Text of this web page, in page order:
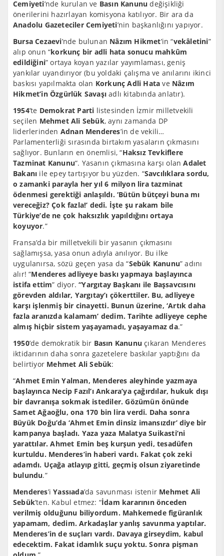
Cemiyeti’nde kurulan ve Basın Kanunu değişikliği
önerilerini hazırlayan komisyona katılıyor. Bir ara da
Anadolu Gazeteciler Cemiyeti’nin başkanlığını yapıyor.
Bursa Cezaevi’nde bulunan Nâzım Hikmet’in “vekâletini”
alıp onun “korkunç bir adli hata sonucu mahkûm
edildiğini” ortaya koyan yazılar yayımlaması, geniş
yankılar uyandırıyor (bu yoldaki çalışmave anılarını ikinci
baskısı yapılmakta olan Korkunç Adli Hata ve Nâzım
Hikmet’in Özgürlük Savaşı adlı kitabında anlatır).
1954’te Demokrat Parti listesinden İzmir milletvekili
seçilen Mehmet Ali Sebük, aynı zamanda DP
liderlerinden Adnan Menderes’in de vekili…
Parlamenterliği sırasında birtakım yasaların çıkmasını
sağlıyor. Bunların en önemlisi, “Haksız Tevkiflere
Tazminat Kanunu“. Yasanın çıkmasına karşı olanAdalet
Bakanı ile epey tartışıyor bu yüzden. “Savcılıklara sordu,
o zamanki parayla her yıl 6 milyon lira tazminat
ödenmesi gerektiği anlaşıldı. ‘Bütün bütçeyi buna mı
vereceğiz? Çok fazla!’ dedi. İşte şu rakam bile
Türkiye’de ne çok haksızlık yapıldığını ortaya
koyuyor.”
Fransa’da bir milletvekili bir yasanın çıkmasını
sağlamışsa, yasa onun adıyla anılıyor. Bu ilke
uygulanırsa, sözü geçen yasa da “Sebük Kanunu” adını
alır! “Menderes adliyeye baskı yapmaya başlayınca
istifa ettim” diyor.“Yargıtay Başkanı ile Başsavcısını
görevden aldılar, Yargıtay’ı çökerttiler. Bu, adliyeye
karşı işlenmiş bir cinayetti. Bunun üzerine, ‘Artık daha
fazla aranızda kalamam’ dedim. Tarihte adliyeye cephe
almış hiçbir sistem yaşayamadı, yaşayamaz da.”
1950’de demokratik bir Basın Kanunu çıkaran Menderes
iktidarının daha sonra gazetelere baskılar yaptığını da
belirtiyor Mehmet Ali Sebük:
“Ahmet Emin Yalman, Menderes aleyhinde yazmaya
başlayınca Necip Fazıl’ı Ankara’ya çağırdılar, hukuk dışı
bir davranışa sokmak istediler. Gözümün önünde
Samet Ağaoğlu, ona 170 bin lira verdi. Daha sonra
Büyük Doğu’da ‘Ahmet Emin dinsiz imansızdır’ diye bir
kampanya başladı. Yaza yaza Malatya Suikasti’ni
yarattılar. Ahmet Emin beş kurşun yedi, tesadüfen
kurtuldu. Menderes’in haberi vardı. Fakat çok zeki
adamdı. Uçağa atlayıp gitti, geçmiş olsun ziyaretinde
bulundu.”
Menderes’iYassıada’da savunması istenir Mehmet Ali
Sebük’ten. Kabul etmez: “İdam kararının önceden
verilmiş olduğunu biliyordum. Mahkemede figüranlık
yapamam, dedim. Arkadaşlar yanlış savunma yaptılar.
Menderes’in de suçları vardı. Davaya girseydim, kabul
edecektim. Fakat idamlık suçu yoktu. Sonra pişman